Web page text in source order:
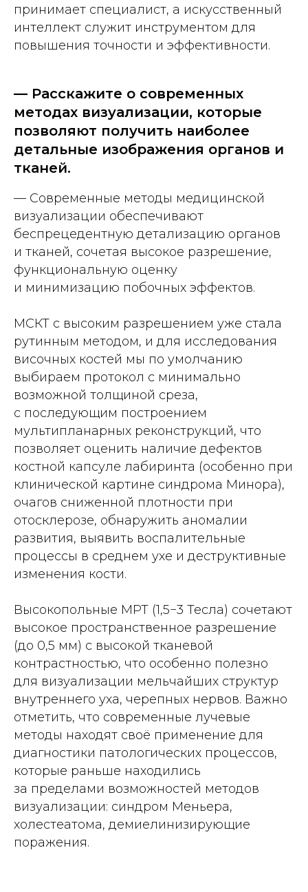
принимает специалист, а искусственный
интеллект служит инструментом для
повышения точности и эффективности.
— Расскажите о современных
методах визуализации, которые
позволяют получить наиболее
детальные изображения органов и
тканей.
— Современные методы медицинской
визуализации обеспечивают
беспрецедентную детализацию органов
и тканей, сочетая высокое разрешение,
функциональную оценку
и минимизацию побочных эффектов.
МСКТ с высоким разрешением уже стала
рутинным методом, и для исследования
височных костей мы по умолчанию
выбираем протокол с минимально
возможной толщиной среза,
с последующим построением
мультипланарных реконструкций, что
позволяет оценить наличие дефектов
костной капсуле лабиринта (особенно при
клинической картине синдрома Минора),
очагов сниженной плотности при
отосклерозе, обнаружить аномалии
развития, выявить воспалительные
процессы в среднем ухе и деструктивные
изменения кости.
Высокопольные МРТ (1,5−3 Тесла) сочетают
высокое пространственное разрешение
(до 0,5 мм) с высокой тканевой
контрастностью, что особенно полезно
для визуализации мельчайших структур
внутреннего уха, черепных нервов. Важно
отметить, что современные лучевые
методы находят своё применение для
диагностики патологических процессов,
которые раньше находились
за пределами возможностей методов
визуализации: синдром Меньера,
холестеатома, демиелинизирующие
поражения.